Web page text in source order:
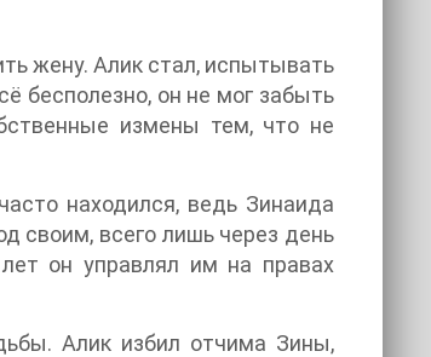
жену. Алик стал, испытывать
бесполезно, он не мог забыть
измены тем, что не
находился, ведь Зинаида
своим, всего лишь через день
он управлял им на правах
Алик избил отчима Зины,